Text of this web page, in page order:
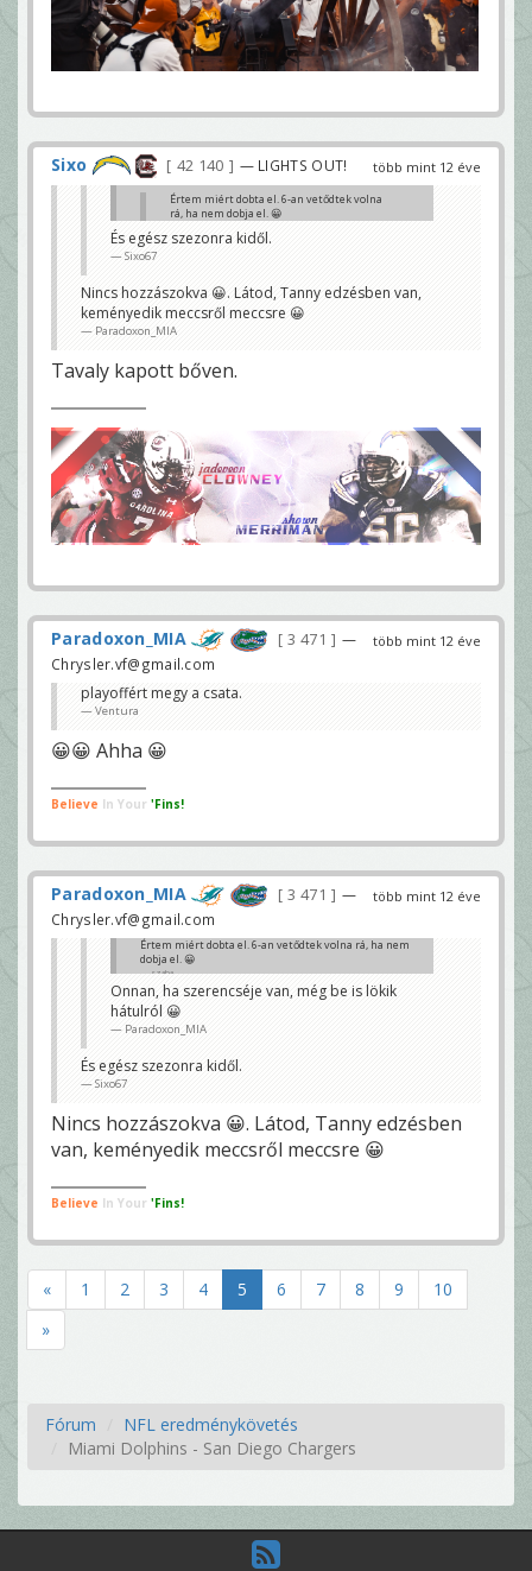
több mint 12 éve
Sixo 42 140 — LIGHTS OUT!
Értem miért dobta el. 6-an vetődtek volna
rá, ha nem dobja el. 😀
Onnan, ha szerencséje van, még be is lökik hátulról
Paradoxon_MIA
És egész szezonra kidől.
Sixo67
Nincs hozzászokva 😀. Látod, Tanny edzésben van,
keményedik meccsről meccsre 😀
Paradoxon_MIA
Tavaly kapott bőven.
több mint 12 éve
Paradoxon_MIA 3 471
—
Chrysler.vf@gmail.com
playoffért megy a csata.
Ventura
😀😀 Ahha 😀
Believe In Your 'Fins!
több mint 12 éve
Paradoxon_MIA 3 471
—
Chrysler.vf@gmail.com
Értem miért dobta el. 6-an vetődtek volna rá, ha nem
dobja el. 😀
szaba
Onnan, ha szerencséje van, még be is lökik
hátulról 😀
Paradoxon_MIA
És egész szezonra kidől.
Sixo67
Nincs hozzászokva 😀. Látod, Tanny edzésben
van, keményedik meccsről meccsre 😀
Believe In Your 'Fins!
« 1 2 3 4 5 6 7 8 9
10
»
Fórum
NFL eredménykövetés
Miami Dolphins - San Diego Chargers